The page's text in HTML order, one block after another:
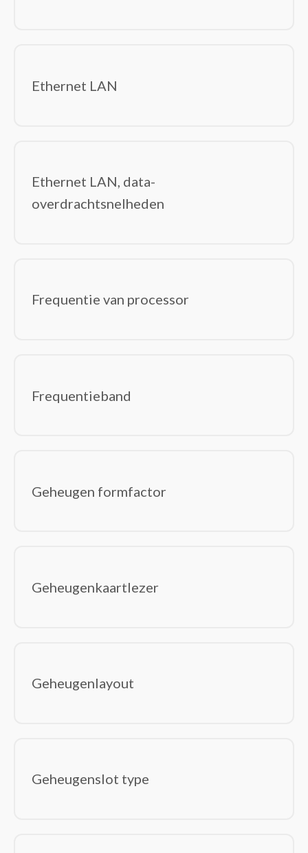
Ethernet LAN
Ethernet LAN, data-
overdrachtsnelheden
Frequentie van processor
Frequentieband
Geheugen formfactor
Geheugenkaartlezer
Geheugenlayout
Geheugenslot type